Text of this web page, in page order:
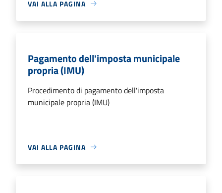
VAI ALLA PAGINA
Pagamento dell'imposta municipale
propria (IMU)
Procedimento di pagamento dell'imposta
municipale propria (IMU)
VAI ALLA PAGINA